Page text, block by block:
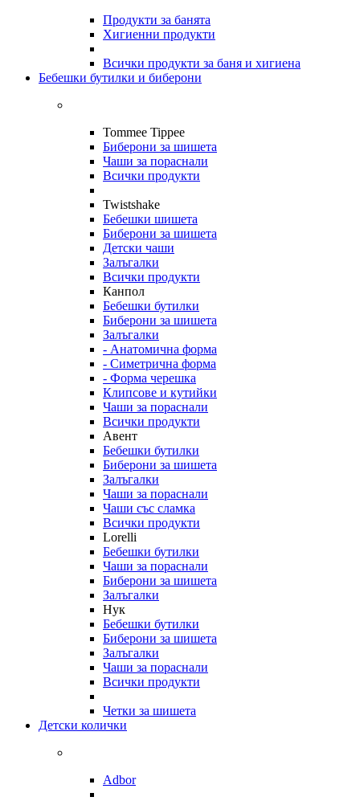
Продукти за банята
Хигиенни продукти
Всички продукти за баня и хигиена
Бебешки бутилки и биберони
Tommee Tippee
Биберони за шишета
Чаши за пораснали
Всички продукти
Twistshake
Бебешки шишета
Биберони за шишета
Детски чаши
Залъгалки
Всички продукти
Канпол
Бебешки бутилки
Биберони за шишета
Залъгалки
- Анатомична форма
- Симетрична форма
- Форма черешка
Клипсове и кутийки
Чаши за пораснали
Всички продукти
Авент
Бебешки бутилки
Биберони за шишета
Залъгалки
Чаши за пораснали
Чаши със сламка
Всички продукти
Lorelli
Бебешки бутилки
Чаши за пораснали
Биберони за шишета
Залъгалки
Нук
Бебешки бутилки
Биберони за шишета
Залъгалки
Чаши за пораснали
Всички продукти
Четки за шишета
Детски колички
Adbor